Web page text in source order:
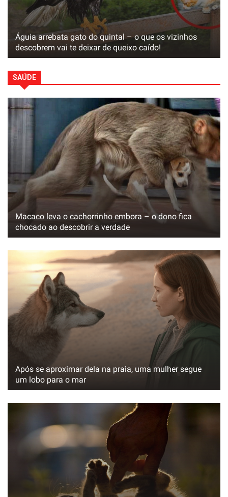
Águia arrebata gato do quintal – o que os vizinhos
descobrem vai te deixar de queixo caído!
SAÚDE
Macaco leva o cachorrinho embora – o dono fica
chocado ao descobrir a verdade
Após se aproximar dela na praia, uma mulher segue
um lobo para o mar